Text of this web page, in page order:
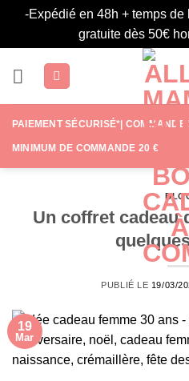
-Expédié en 48h + temps
gratuite dès 50€
PAIEMENT SÉCURISÉ*|
MINIMUM DE COMMANDE 20 €
Un coffret cadeau
PUBLIÉ LE 19/03/
19
Mar